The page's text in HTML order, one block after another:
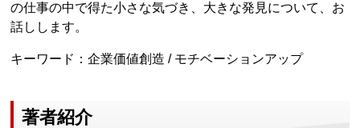
の仕事の中で得た小さな気づき、大きな発見について、お
話しします。
キーワード：企業価値創造 / モチベーションアップ
著者紹介